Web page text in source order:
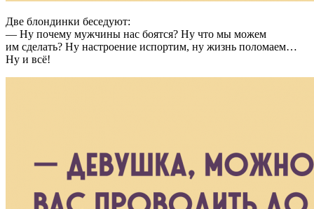
Две блондинки беседуют:
— Ну почему мужчины нас боятся? Ну что мы можем
им сделать? Ну настроение испортим, ну жизнь поломаем…
Ну и всё!